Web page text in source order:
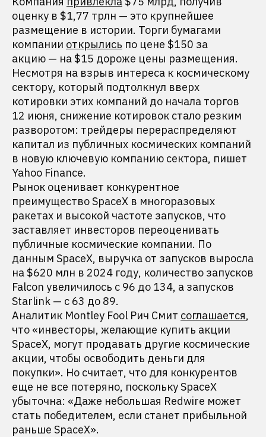
оценку в $1,77 трлн — это крупнейшее
размещение в истории. Торги бумагами
компании открылись по цене $150 за
акцию — на $15 дороже цены размещения.
Несмотря на взрыв интереса к космическому
сектору, который подтолкнул вверх
котировки этих компаний до начала торгов
12 июня, снижение котировок стало резким
разворотом: трейдеры перераспределяют
капитал из публичных космических компаний
в новую ключевую компанию сектора, пишет
Yahoo Finance.
Рынок оценивает конкурентное
преимущество SpaceX в многоразовых
ракетах и высокой частоте запусков, что
заставляет инвесторов переоценивать
публичные космические компании. По
данным SpaceX, выручка от запусков выросла
на $620 млн в 2024 году, количество запусков
Falcon увеличилось с 96 до 134, а запусков
Starlink — с 63 до 89.
Аналитик Montley Fool Рич Смит соглашается,
что «инвесторы, желающие купить акции
SpaceX, могут продавать другие космические
акции, чтобы освободить деньги для
покупки». Но считает, что для конкурентов
еще не все потеряно, поскольку SpaceX
убыточна: «Даже небольшая Redwire может
стать победителем, если станет прибыльной
раньше SpaceX».